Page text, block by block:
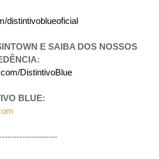
distintivoblueoficial
E SAIBA DOS NOSSOS
DistintivoBlue
BLUE: